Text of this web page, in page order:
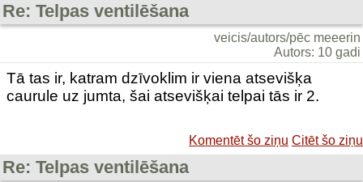
Re: Telpas ventilēšana
veicis/autors/pēc meeerin
Autors: 10 gadi
Tā tas ir, katram dzīvoklim ir viena atsevišķa
caurule uz jumta, šai atsevišķai telpai tās ir 2.
Komentēt šo ziņu Citēt šo ziņu
Re: Telpas ventilēšana